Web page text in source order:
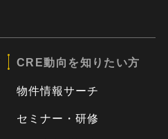
CRE動向を知りたい方
物件情報サーチ
セミナー・研修